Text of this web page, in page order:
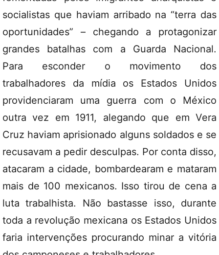
socialistas que haviam arribado na “terra das
oportunidades” – chegando a protagonizar
grandes batalhas com a Guarda Nacional.
Para esconder o movimento dos
trabalhadores da mídia os Estados Unidos
providenciaram uma guerra com o México
outra vez em 1911, alegando que em Vera
Cruz haviam aprisionado alguns soldados e se
recusavam a pedir desculpas. Por conta disso,
atacaram a cidade, bombardearam e mataram
mais de 100 mexicanos. Isso tirou de cena a
luta trabalhista. Não bastasse isso, durante
toda a revolução mexicana os Estados Unidos
faria intervenções procurando minar a vitória